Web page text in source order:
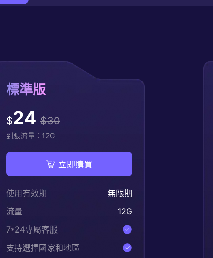
標準版
$24 $30
到賬流量： 12G
立即購買
使用有效期
無限期
流量
12G
7*24專屬客服
支持選擇國家和地區